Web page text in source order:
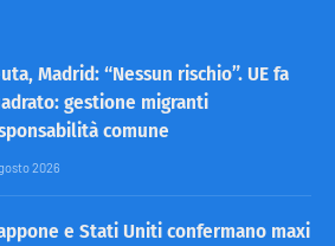
Madrid: “Nessun rischio”. UE fa
gestione migranti
comune
2026
e Stati Uniti confermano maxi